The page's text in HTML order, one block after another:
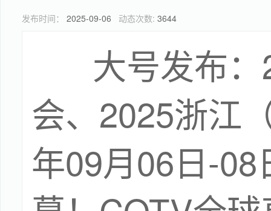
发布时间： 2025-09-06 动态次数: 3644
大号发布
会、2025浙江
年09月06日-